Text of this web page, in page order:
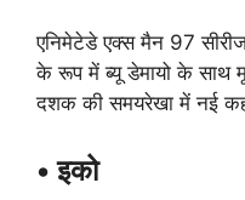
एनिमेटेडे एक्स मैन 97
के रूप में ब्यू डेमायो के साथ
दशक की समयरेखा में नई
• इको